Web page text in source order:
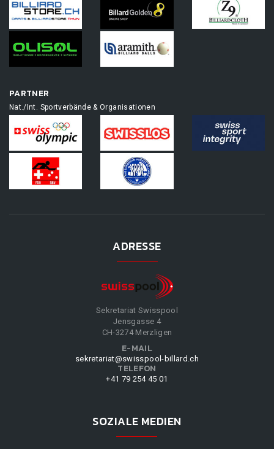
PARTNER
Nat./Int. Sportverbände & Organisationen
ADRESSE
Sekretariat Swisspool
Jensgasse 4
CH-3274 Merzligen
E-MAIL
sekretariat@swisspool-billard.ch
TELEFON
+41 79 254 45 01
SOZIALE MEDIEN